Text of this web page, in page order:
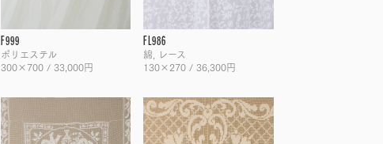
F999
ポリエステル
300×700 / 33,000円
FL986
綿, レース
130×270 / 36,300円